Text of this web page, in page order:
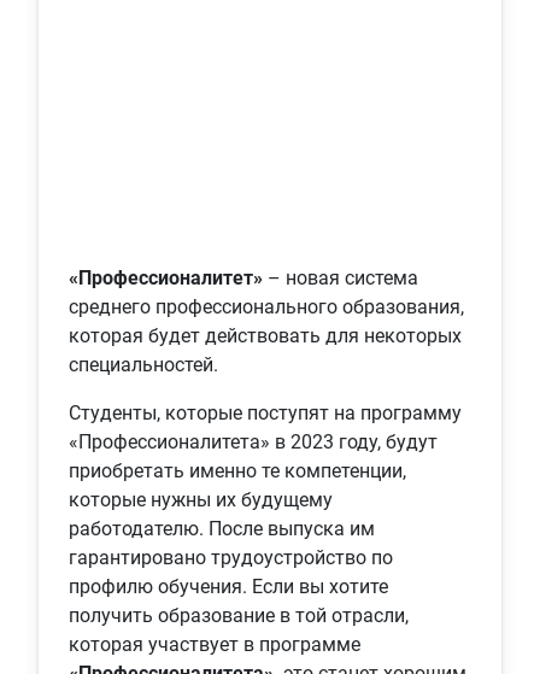
«Профессионалитет» – новая система
среднего профессионального образования,
которая будет действовать для некоторых
специальностей.
Студенты, которые поступят на программу
«Профессионалитета» в 2023 году, будут
приобретать именно те компетенции,
которые нужны их будущему
работодателю. После выпуска им
гарантировано трудоустройство по
профилю обучения. Если вы хотите
получить образование в той отрасли,
которая участвует в программе